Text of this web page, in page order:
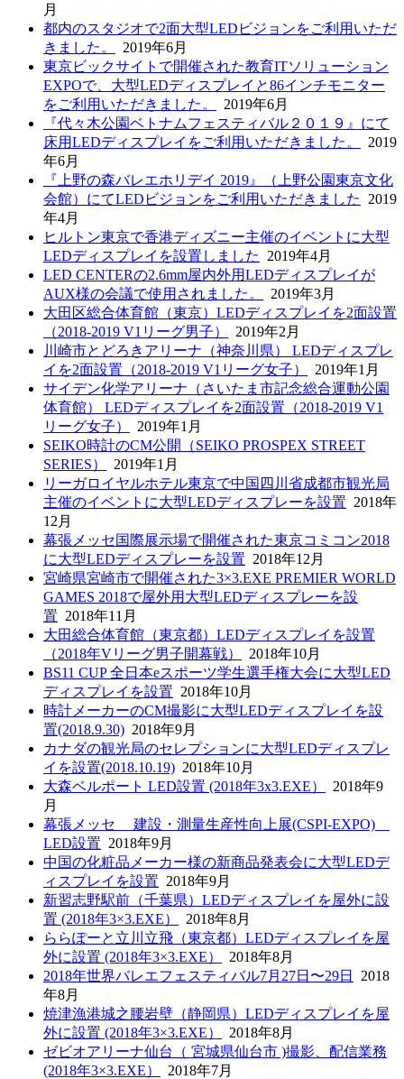
月
都内のスタジオで2面大型LEDビジョンをご利用いただ
きました。
2019年6月
東京ビックサイトで開催された教育ITソリューション
EXPOで、大型LEDディスプレイと86インチモニター
をご利用いただきました。
2019年6月
『代々木公園ベトナムフェスティバル２０１９』にて
床用LEDディスプレイをご利用いただきました。
2019
年6月
『上野の森バレエホリデイ 2019』（上野公園東京文化
会館）にてLEDビジョンをご利用いただきました
2019
年4月
ヒルトン東京で香港ディズニー主催のイベントに大型
LEDディスプレイを設置しました
2019年4月
LED CENTERの2.6mm屋内外用LEDディスプレイが
AUX様の会議で使用されました。
2019年3月
大田区総合体育館（東京）LEDディスプレイを2面設置
（2018-2019 V1リーグ男子）
2019年2月
川崎市とどろきアリーナ（神奈川県） LEDディスプレ
イを2面設置（2018-2019 V1リーグ女子）
2019年1月
サイデン化学アリーナ（さいたま市記念総合運動公園
体育館） LEDディスプレイを2面設置（2018-2019 V1
リーグ女子）
2019年1月
SEIKO時計のCM公開（SEIKO PROSPEX STREET
SERIES）
2019年1月
リーガロイヤルホテル東京で中国四川省成都市観光局
主催のイベントに大型LEDディスプレーを設置 2018年
12月
幕張メッセ国際展示場で開催された東京コミコン2018
に大型LEDディスプレーを設置 2018年12月
宮崎県宮崎市で開催された3×3.EXE PREMIER WORLD
GAMES 2018で屋外用大型LEDディスプレーを設
置 2018年11月
大田総合体育館（東京都）LEDディスプレイを設置
（2018年Vリーグ男子開幕戦）
2018年10月
BS11 CUP 全日本eスポーツ学生選手権大会に大型LED
ディスプレイを設置 2018年10月
時計メーカーのCM撮影に大型LEDディスプレイを設
置(2018.9.30) 2018年9月
カナダの観光局のセレプションに大型LEDディスプレ
イを設置(2018.10.19) 2018年10月
大森ベルポート LED設置 (2018年3x3.EXE）
2018年9
月
幕張メッセ 建設・測量生産性向上展(CSPI-EXPO)
LED設置 2018年9月
中国の化粧品メーカー様の新商品発表会に大型LEDデ
ィスプレイを設置 2018年9月
新習志野駅前（千葉県）LEDディスプレイを屋外に設
置 (2018年3×3.EXE）
2018年8月
ららぽーと立川立飛（東京都）LEDディスプレイを屋
外に設置 (2018年3×3.EXE）
2018年8月
2018年世界バレエフェスティバル7月27日〜29日
2018
年8月
焼津漁港城之腰岩壁（静岡県）LEDディスプレイを屋
外に設置 (2018年3×3.EXE）
2018年8月
ゼビオアリーナ仙台（ 宮城県仙台市 )撮影、配信業務
(2018年3×3.EXE）
2018年7月